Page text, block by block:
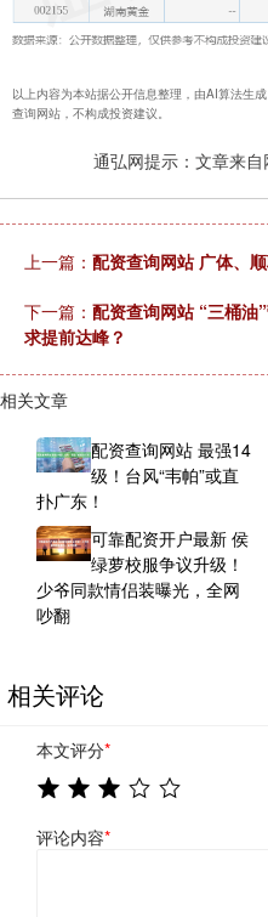
以上内容为本站据公开信息整理，由AI算法
查询网站，不构成投资建议。
通弘网提示：文章来自
上一篇： 配资查询网站 广体、
下一篇： 配资查询网站 “三桶油
求提前达峰？
相关文章
配资查询网站 最强14
级！台风“韦帕”或直
扑广东！
可靠配资开户最新 侯
绿萝校服争议升级！
少爷同款情侣装曝光，全网
吵翻
相关评论
本文评分*
评论内容*